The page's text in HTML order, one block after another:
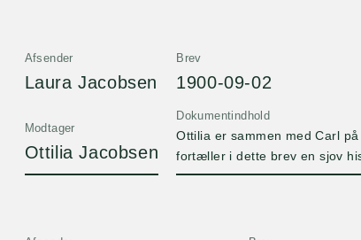
Afsender
Laura Jacobsen
Brev
1900-09-02
Modtager
Ottilia Jacobsen
Dokumentindhold
Ottilia er sammen med Carl
fortæller i dette brev en sjov